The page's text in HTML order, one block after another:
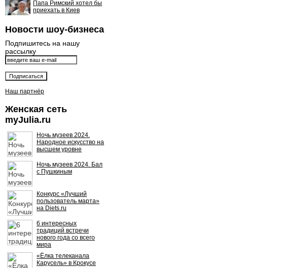
Папа Римский хотел бы
приехать в Киев
Новости шоу-бизнеса
Подпишитесь на нашу
рассылку
Наш партнёр
Женская сеть
myJulia.ru
Ночь музеев 2024.
Народное искусство на
высшем уровне
Ночь музеев 2024. Бал
с Пушкиным
Конкурс «Лучший
пользователь марта»
на Diets.ru
6 интересных
традиций встречи
нового года со всего
мира
«Ёлка телеканала
Карусель» в Крокусе